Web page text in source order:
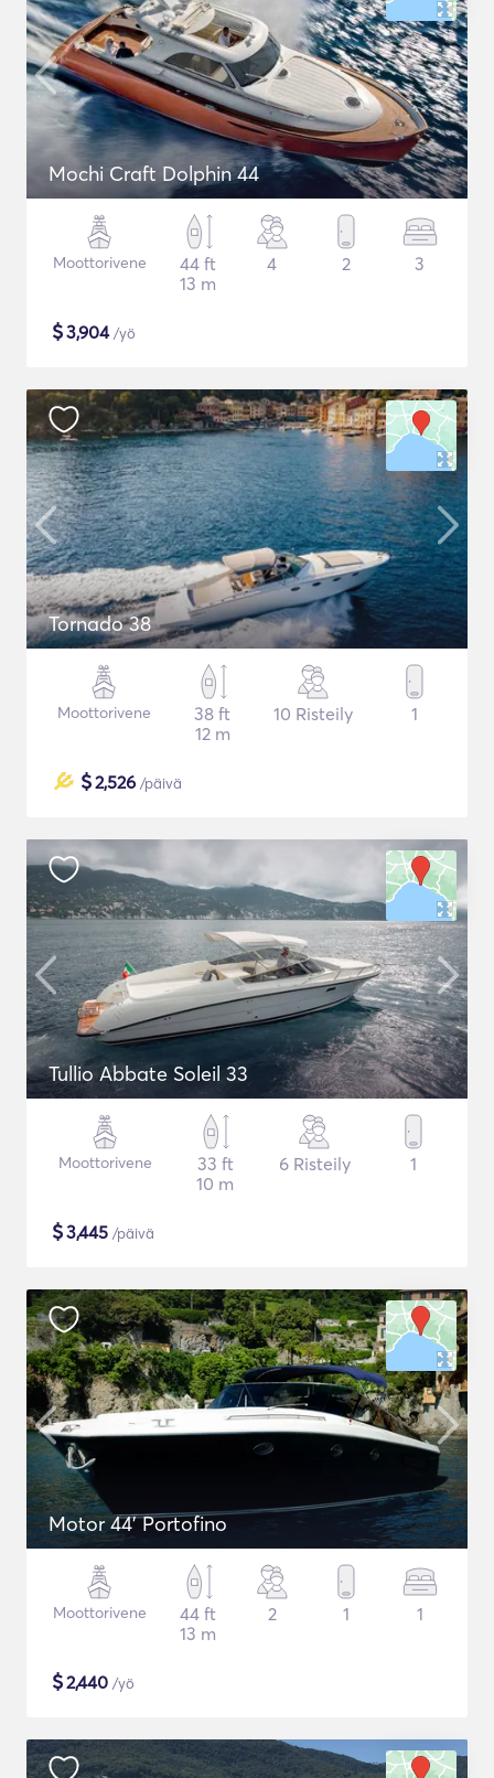
Mochi Craft Dolphin 44
Moottorivene
44 ft
13 m
4 2 3
$3,904/yö
Tornado 38
Moottorivene
38 ft
12 m
10 Risteily 1
$2,526 /päivä
Tullio Abbate Soleil 33
Moottorivene
33 ft
10 m
6 Risteily 1
$3,445 /päivä
Motor 44' Portofino
Moottorivene
44 ft
13 m
2 1 1
$2,440 /yö